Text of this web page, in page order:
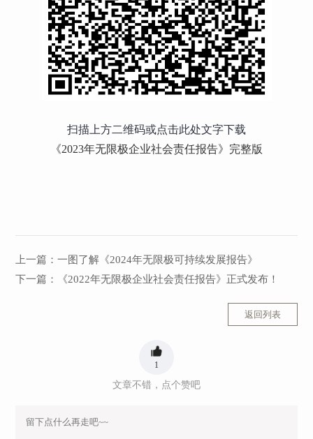
扫描上方二维码或点击此处文字下载
《2023年无限极企业社会责任报告》完整版
上一篇：一图了解《2024年无限极可持续发展报告》
下一篇：
《2022年无限极企业社会责任报告》正式发布！
返回列表
1
文章不错，点个赞吧